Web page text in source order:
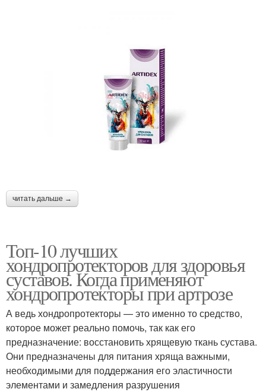
читать дальше →
Топ-10 лучших
хондропротекторов для здоровья
суставов. Когда применяют
хондропротекторы при артрозе
А ведь хондропротекторы — это именно то средство,
которое может реально помочь, так как его
предназначение: восстановить хрящевую ткань сустава.
Они предназначены для питания хряща важными,
необходимыми для поддержания его эластичности
элементами и замедления разрушения